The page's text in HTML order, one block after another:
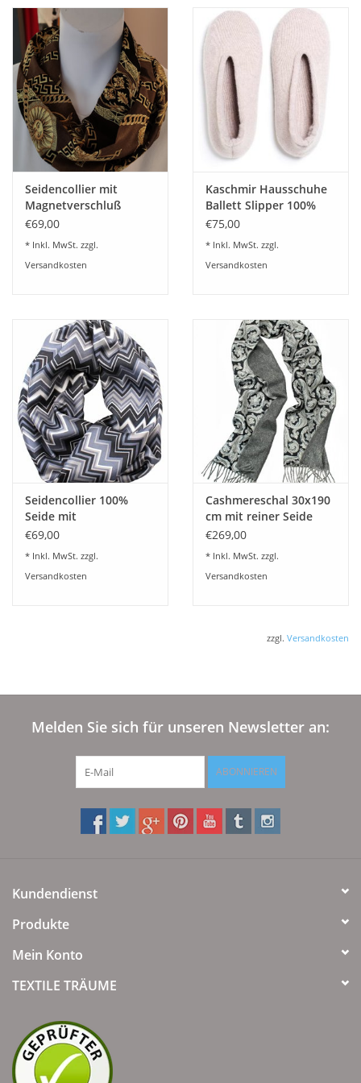
Seidencollier mit
Magnetverschluß
20x70 cm - Acetatseide
€69,00
* Inkl. MwSt. zzgl.
Versandkosten
Kaschmir Hausschuhe
Ballett Slipper 100%
Cashmere
€75,00
* Inkl. MwSt. zzgl.
Versandkosten
Seidencollier 100%
Seide mit
Magnetverschluß
€69,00
* Inkl. MwSt. zzgl.
Versandkosten
Cashmereschal 30x190
cm mit reiner Seide
abgefüttert und
€269,00
* Inkl. MwSt. zzgl.
Versandkosten
zzgl. Versandkosten
Melden Sie sich für unseren Newsletter an:
ABONNIEREN
Kundendienst
Produkte
Mein Konto
TEXTILE TRÄUME